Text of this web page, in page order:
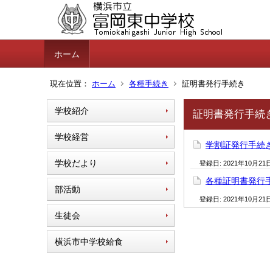
ホーム
現在位置： ホーム 各種手続き 証明書発行手続き
学校紹介
学校経営
学校だより
部活動
生徒会
横浜市中学校給食
証明書発行手続
学割証発行手続
登録日: 2021年10月21
各種証明書発行
登録日: 2021年10月21